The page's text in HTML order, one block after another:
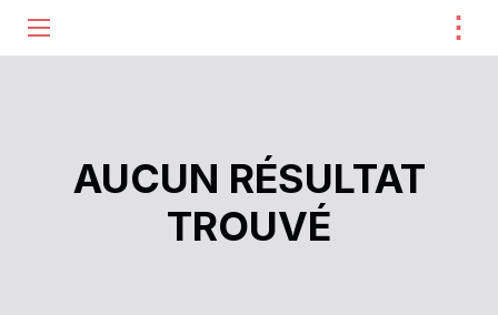
⋮
AUCUN RÉSULTAT
TROUVÉ